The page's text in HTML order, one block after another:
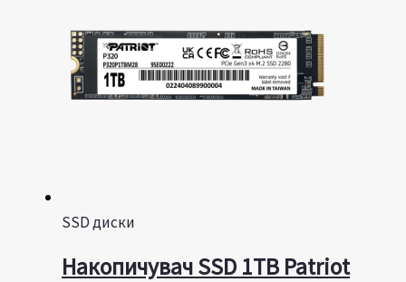
SSD диски
Накопичувач SSD 1TB Patriot